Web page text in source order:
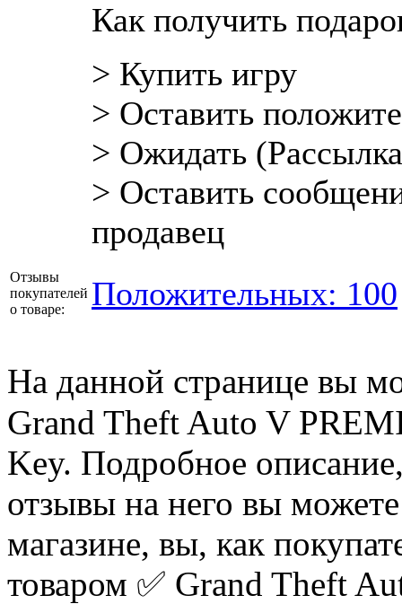
Как получить
> Купить игру
> Оставить
> Ожидать
> Оставить
продавец
Отзывы
покупателей
о товаре:
Положительных: 100
На данной странице вы
Grand Theft Auto V
Key. Подробное
отзывы на него вы
магазине, вы, как
товаром ✅ Grand Theft